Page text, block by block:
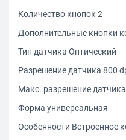
Количество кнопок 2
Дополнительные кнопки
Тип датчика Оптический
Разрешение датчика 800
Макс. разрешение
Форма универсальная
Особенности Встроенное